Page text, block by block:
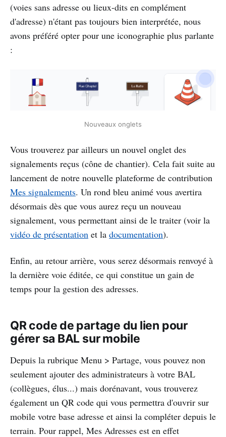
(voies sans adresse ou lieux-dits en complément
d'adresse) n'étant pas toujours bien interprétée, nous
avons préféré opter pour une iconographie plus parlante
:
Nouveaux onglets
Vous trouverez par ailleurs un nouvel onglet des
signalements reçus (cône de chantier). Cela fait suite au
lancement de notre nouvelle plateforme de contribution
Mes signalements. Un rond bleu animé vous avertira
désormais dès que vous aurez reçu un nouveau
signalement, vous permettant ainsi de le traiter (voir la
vidéo de présentation et la documentation).
Enfin, au retour arrière, vous serez désormais renvoyé à
la dernière voie éditée, ce qui constitue un gain de
temps pour la gestion des adresses.
QR code de partage du lien pour
gérer sa BAL sur mobile
Depuis la rubrique Menu > Partage, vous pouvez non
seulement ajouter des administrateurs à votre BAL
(collègues, élus...) mais dorénavant, vous trouverez
également un QR code qui vous permettra d'ouvrir sur
mobile votre base adresse et ainsi la compléter depuis le
terrain. Pour rappel, Mes Adresses est en effet